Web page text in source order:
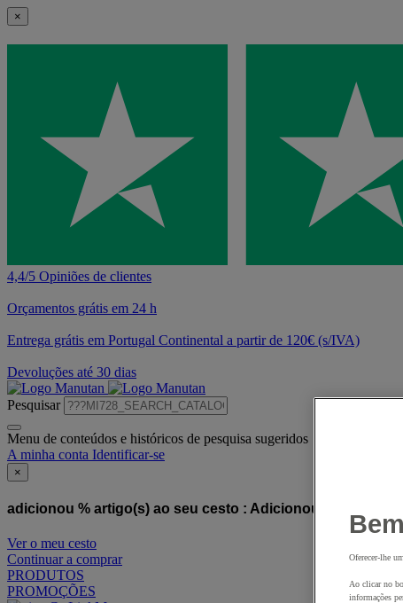
×
4,4/5 Opiniões de clientes
Orçamentos grátis em 24 h
Entrega grátis em Portugal Continental a partir de 120€ (s/IVA)
Devoluções até 30 dias
Pesquisar
Menu de conteúdos e históricos de pesquisa sugeridos
A minha conta Identificar-se
×
adicionou % artigo(s) ao seu cesto : Adicionou este artigo
Ver o meu cesto
Continuar a comprar
PRODUTOS
PROMOÇÕES
Oferecer-lhe
Ao clicar no
informações